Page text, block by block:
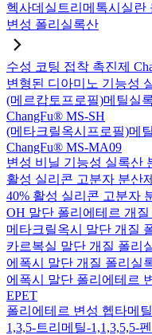
헥사데실트리메톡시실란
변성 폴리실록산
수성 코팅 접착 촉진제
변형된 디아미노 기능성
(메르캅토프로필)메틸실
ChangFu® MS-SH
(메타크릴옥시프로필)메
ChangFu® MS-MA09
변성 비닐 기능성 실록산
활성 실리콘 고분자 분산
40% 활성 실리콘 고분자
OH 말단 폴리에테르 개
메타크릴옥시 말단 개질
카르복실 말단 개질 폴리
에폭시 말단 개질 폴리실
에폭시 말단 폴리에테르
EPET
폴리에테르 변성 헵타메
1,3,5-트리메틸-1,1,3,5,5-